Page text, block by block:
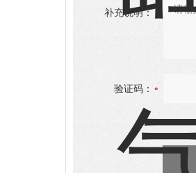
补充说明：
验证码：